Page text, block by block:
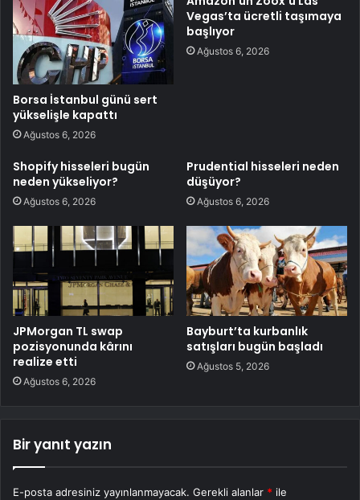
Borsa İstanbul günü sert
yükselişle kapattı
Ağustos 6, 2026
Vegas’ta ücretli taşımaya
başlıyor
Ağustos 6, 2026
Shopify hisseleri bugün
neden yükseliyor?
Ağustos 6, 2026
Prudential hisseleri neden
düşüyor?
Ağustos 6, 2026
JPMorgan TL swap
pozisyonunda kârını
realize etti
Ağustos 6, 2026
Bayburt’ta kurbanlık
satışları bugün başladı
Ağustos 5, 2026
Bir yanıt yazın
E-posta adresiniz yayınlanmayacak. Gerekli alanlar * ile